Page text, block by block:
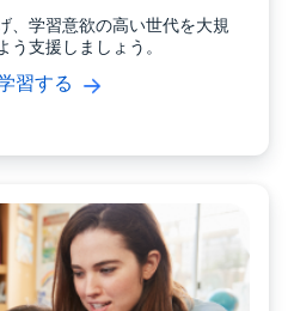
、学習意欲の高い世代を大規
う支援しましょう。
習する